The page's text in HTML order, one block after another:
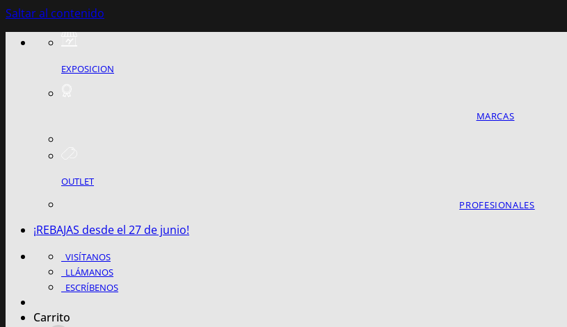
Saltar al contenido
EXPOSICION
MARCAS
OUTLET
PROFESIONALES
¡REBAJAS desde el 27 de junio!
VISÍTANOS
LLÁMANOS
ESCRÍBENOS
Carrito